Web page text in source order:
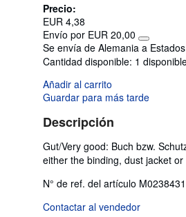
Precio:
EUR 4,38
Envío por EUR 20,00
Más
sobre
de
Se envía de Alemania a
Cantidad disponible: 1
Añadir al carrito
Guardar para más tarde
Descripción
Gut/Very good: Buch bzw.
either the binding, dust jacket or
N° de ref. del artículo
Contactar al vendedor